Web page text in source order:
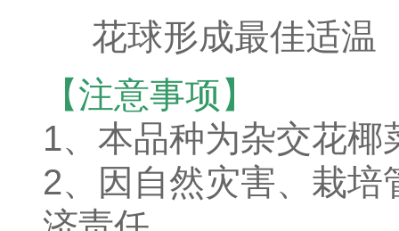
花球形成最佳适
【注意事项】
1、本品种为杂交花
2、因自然灾害、栽